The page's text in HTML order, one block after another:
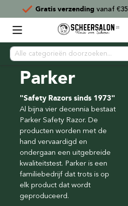
vanaf €35 (NL) of €50 (BE & DE)
Parker
"Safety Razors sinds 1973"
Al bijna vier decennia bestaat
Parker Safety Razor. De
producten worden met de
hand vervaardigd en
ondergaan een uitgebreide
kwaliteitstest. Parker is een
familiebedrijf dat trots is op
elk product dat wordt
geproduceerd.